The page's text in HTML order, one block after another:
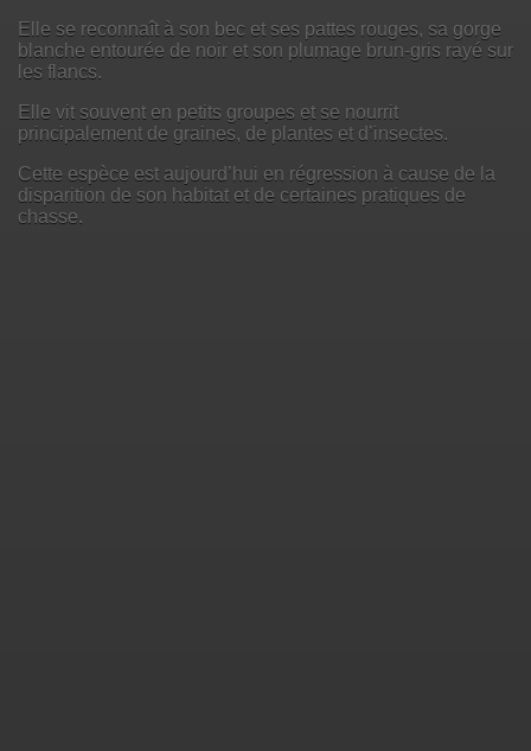
Elle se reconnaît à son bec et ses pattes rouges, sa gorge
blanche entourée de noir et son plumage brun-gris rayé sur
les flancs.
Elle vit souvent en petits groupes et se nourrit
principalement de graines, de plantes et d’insectes.
Cette espèce est aujourd’hui en régression à cause de la
disparition de son habitat et de certaines pratiques de
chasse.